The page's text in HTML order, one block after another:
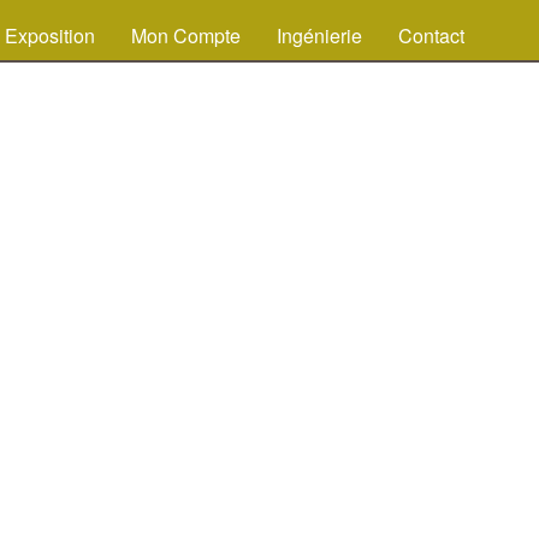
Exposition Mon Compte Ingénierie Contact